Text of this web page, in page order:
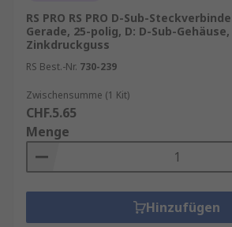
RS PRO RS PRO D-Sub-
Gerade, 25-polig, D: D-Sub-
Zinkdruckguss
RS Best.-Nr. 730-239
Zwischensumme (1 Kit)
CHF.5.65
Menge
Hinzufügen